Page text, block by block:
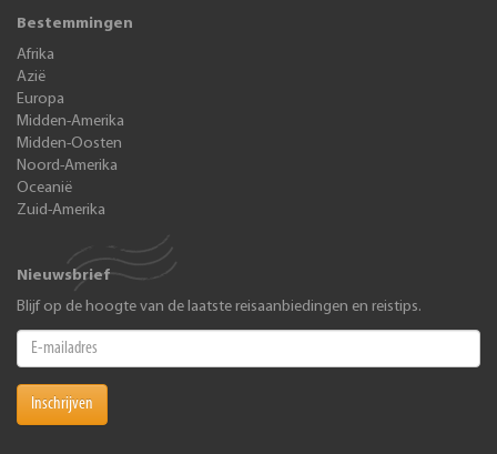
Bestemmingen
Afrika
Azië
Europa
Midden-Amerika
Midden-Oosten
Noord-Amerika
Oceanië
Zuid-Amerika
Nieuwsbrief
Blijf op de hoogte van de laatste reisaanbiedingen en reistips.
Inschrijven